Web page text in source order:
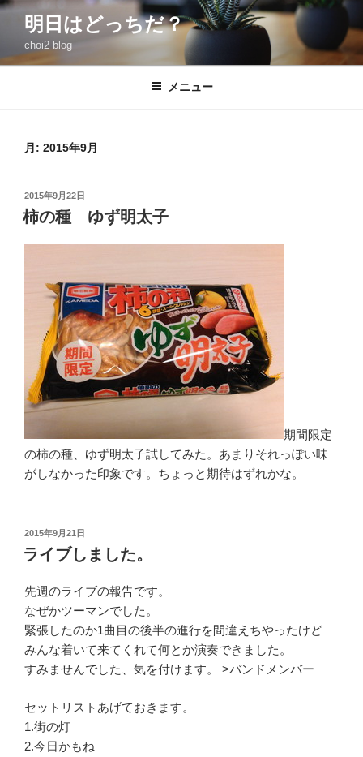
コ
ン
明日はどっちだ？
choi2 blog
メニュー
月: 2015年9月
投
稿
日:
2015年9月22日
柿の種 ゆず明太子
期間限定
の柿の種、ゆず明太子試してみた。あまりそれっぽい味
がしなかった印象です。ちょっと期待はずれかな。
投
稿
日:
2015年9月21日
ライブしました。
先週のライブの報告です。
なぜかツーマンでした。
緊張したのか1曲目の後半の進行を間違えちやったけど
みんな着いて来てくれて何とか演奏できました。
すみませんでした、気を付けます。 >バンドメンバー
セットリストあげておきます。
1.街の灯
2.今日かもね